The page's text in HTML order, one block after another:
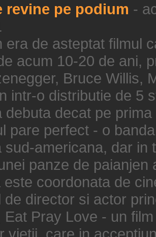
revine pe podium -
era de asteptat filmul
acum 10-20 de ani,
Bruce Willis,
intr-o distributie de 5
debuta decat pe
pare perfect - o
sud-americana, dar in
panze de
este coordonata de
de director si actor
Eat Pray Love - un